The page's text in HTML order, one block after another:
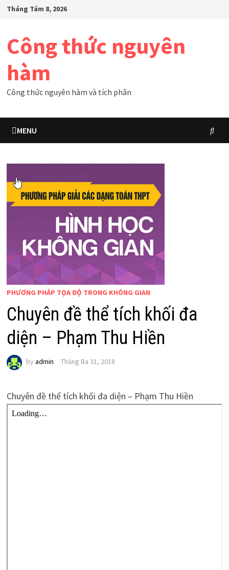
SkipTháng Tám 8, 2026
Công thức nguyên
hàm
Công thức nguyên hàm và tích phân
MENU
PHƯƠNG PHÁP TỌA ĐỘ TRONG KHÔNG GIAN
Chuyên đề thể tích khối đa
diện – Phạm Thu Hiền
by admin Tháng Ba 31, 2018
Chuyên đề thể tích khối đa diện – Phạm Thu Hiền